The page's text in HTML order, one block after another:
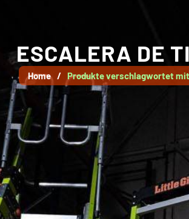
ESCALERA DE
Home / Produkte verschlagwortet